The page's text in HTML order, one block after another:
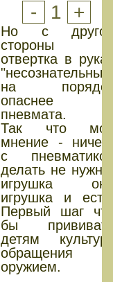
- 1 +
Но с
стороны
отвертка в
на
опаснее
пневмата.
Так что
мнение -
с
делать не
игрушка
игрушка и
Первый шаг
бы
детям
обращения
оружием.